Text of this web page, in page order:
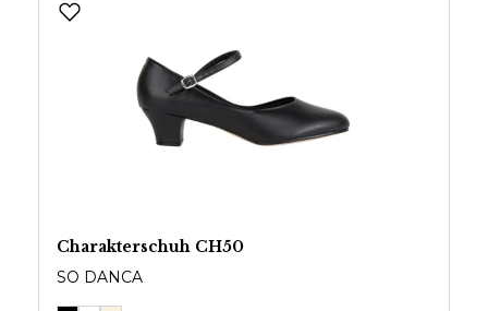
Charakterschuh CH50
SO DANCA